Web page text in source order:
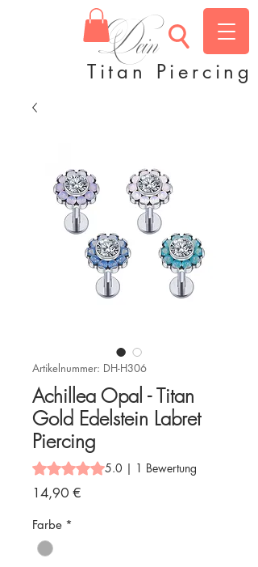
Titan Piercing
Dein
Artikelnummer: DH-H306
Achillea Opal - Titan
Gold Edelstein Labret
Piercing
Das Rating beträgt 5.0 von fünf
5.0 | 1 Bewertung
14,90 €
Farbe *